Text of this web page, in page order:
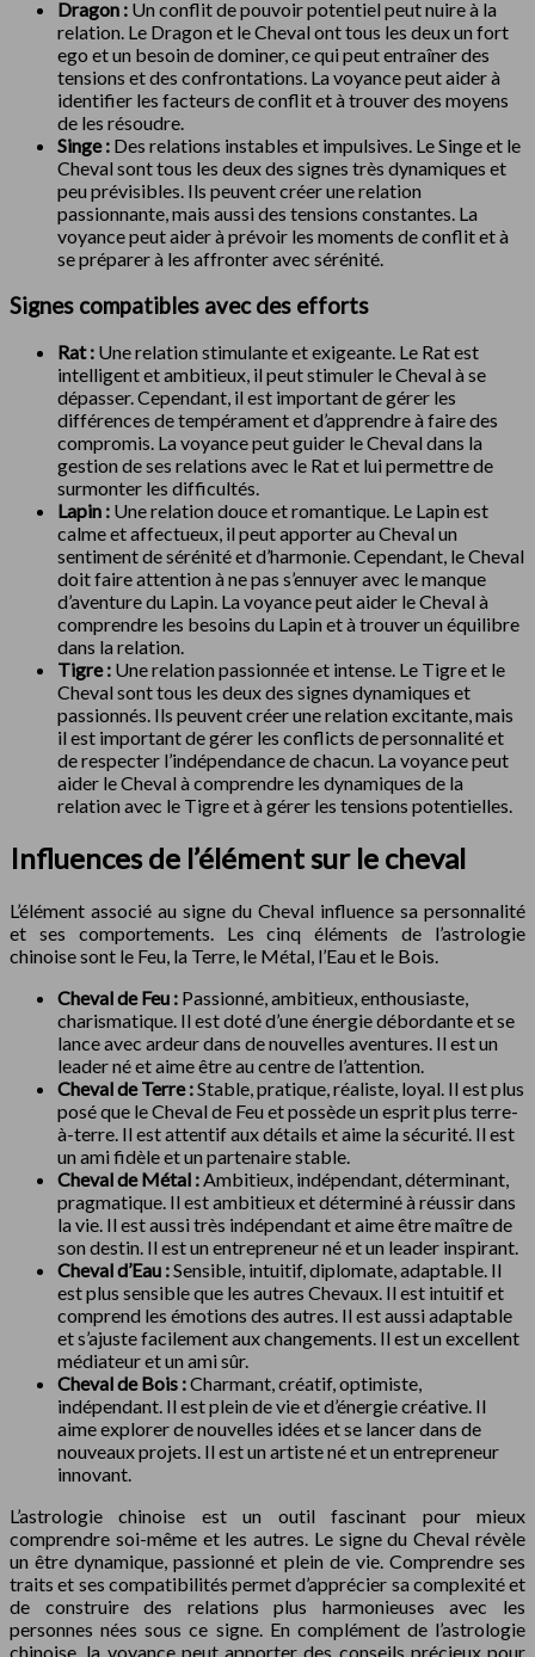
Dragon : Un conflit de pouvoir potentiel peut nuire à la
relation. Le Dragon et le Cheval ont tous les deux un fort
ego et un besoin de dominer, ce qui peut entraîner des
tensions et des confrontations. La voyance peut aider à
identifier les facteurs de conflit et à trouver des moyens
de les résoudre.
Singe : Des relations instables et impulsives. Le Singe et le
Cheval sont tous les deux des signes très dynamiques et
peu prévisibles. Ils peuvent créer une relation
passionnante, mais aussi des tensions constantes. La
voyance peut aider à prévoir les moments de conflit et à
se préparer à les affronter avec sérénité.
Signes compatibles avec des efforts
Rat : Une relation stimulante et exigeante. Le Rat est
intelligent et ambitieux, il peut stimuler le Cheval à se
dépasser. Cependant, il est important de gérer les
différences de tempérament et d’apprendre à faire des
compromis. La voyance peut guider le Cheval dans la
gestion de ses relations avec le Rat et lui permettre de
surmonter les difficultés.
Lapin : Une relation douce et romantique. Le Lapin est
calme et affectueux, il peut apporter au Cheval un
sentiment de sérénité et d’harmonie. Cependant, le Cheval
doit faire attention à ne pas s’ennuyer avec le manque
d’aventure du Lapin. La voyance peut aider le Cheval à
comprendre les besoins du Lapin et à trouver un équilibre
dans la relation.
Tigre : Une relation passionnée et intense. Le Tigre et le
Cheval sont tous les deux des signes dynamiques et
passionnés. Ils peuvent créer une relation excitante, mais
il est important de gérer les conflicts de personnalité et
de respecter l’indépendance de chacun. La voyance peut
aider le Cheval à comprendre les dynamiques de la
relation avec le Tigre et à gérer les tensions potentielles.
Influences de l’élément sur le cheval
L’élément associé au signe du Cheval influence sa personnalité
et ses comportements. Les cinq éléments de l’astrologie
chinoise sont le Feu, la Terre, le Métal, l’Eau et le Bois.
Cheval de Feu : Passionné, ambitieux, enthousiaste,
charismatique. Il est doté d’une énergie débordante et se
lance avec ardeur dans de nouvelles aventures. Il est un
leader né et aime être au centre de l’attention.
Cheval de Terre :Stable, pratique, réaliste, loyal. Il est plus
posé que le Cheval de Feu et possède un esprit plus terre-
à-terre. Il est attentif aux détails et aime la sécurité. Il est
un ami fidèle et un partenaire stable.
Cheval de Métal :Ambitieux, indépendant, déterminant,
pragmatique. Il est ambitieux et déterminé à réussir dans
la vie. Il est aussi très indépendant et aime être maître de
son destin. Il est un entrepreneur né et un leader inspirant.
Cheval d’Eau :Sensible, intuitif, diplomate, adaptable. Il
est plus sensible que les autres Chevaux. Il est intuitif et
comprend les émotions des autres. Il est aussi adaptable
et s’ajuste facilement aux changements. Il est un excellent
médiateur et un ami sûr.
Cheval de Bois :Charmant, créatif, optimiste,
indépendant. Il est plein de vie et d’énergie créative. Il
aime explorer de nouvelles idées et se lancer dans de
nouveaux projets. Il est un artiste né et un entrepreneur
innovant.
L’astrologie chinoise est un outil fascinant pour mieux
comprendre soi-même et les autres. Le signe du Cheval révèle
un être dynamique, passionné et plein de vie. Comprendre ses
traits et ses compatibilités permet d’apprécier sa complexité et
de construire des relations plus harmonieuses avec les
personnes nées sous ce signe. En complément de l’astrologie
chinoise, la voyance peut apporter des conseils précieux pour